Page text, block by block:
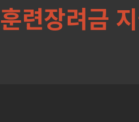
훈련장려금